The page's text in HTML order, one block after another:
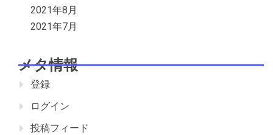
2021年8月
2021年7月
メタ情報
登録
ログイン
投稿フィード